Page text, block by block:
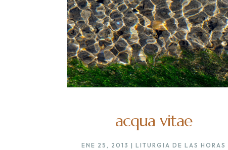
acqua vitae
ENE 25, 2013 | LITURGIA DE LAS HORAS